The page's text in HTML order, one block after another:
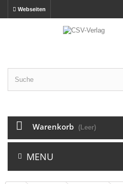
Webseiten
Warenkorb (Leer)
MENU